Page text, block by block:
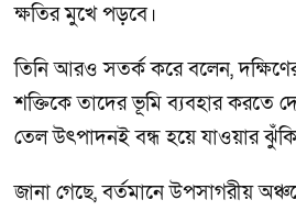
ক্ষতির মুখে পড়বে।
তিনি আরও সতর্ক করে বলেন,
শক্তিকে তাদের ভূমি ব্যবহার করতে
তেল উৎপাদনই বন্ধ হয়ে যাওয়ার
জানা গেছে, বর্তমানে উপসাগরীয়